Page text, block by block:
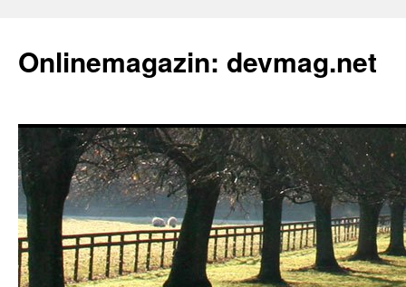
Onlinemagazin: devmag.net